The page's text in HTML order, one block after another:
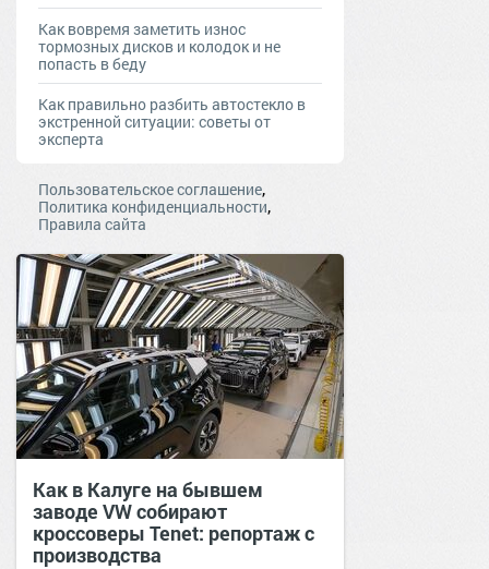
Как вовремя заметить износ
тормозных дисков и колодок и не
попасть в беду
Как правильно разбить автостекло в
экстренной ситуации: советы от
эксперта
Пользовательское соглашение,
Политика конфиденциальности,
Правила сайта
Как в Калуге на бывшем
заводе VW собирают
кроссоверы Tenet: репортаж с
производства